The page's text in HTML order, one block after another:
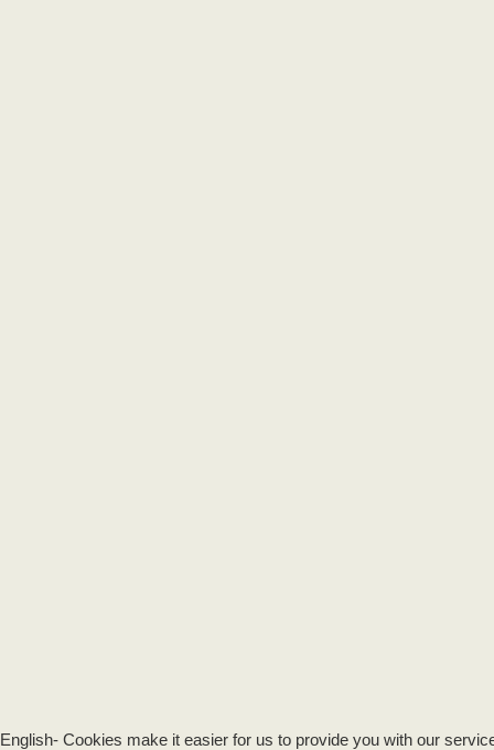
English- Cookies make it easier for us to provide you with our